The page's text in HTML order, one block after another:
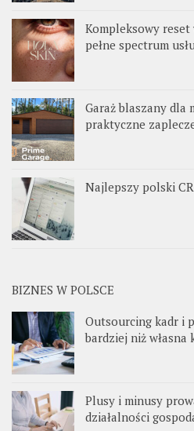
Kompleksowy
pełne spectrum
Garaż blaszany dla
praktyczne
Najlepszy polski
BIZNES W POLSCE
Outsourcing kadr i
bardziej niż własna
Plusy i minusy
działalności